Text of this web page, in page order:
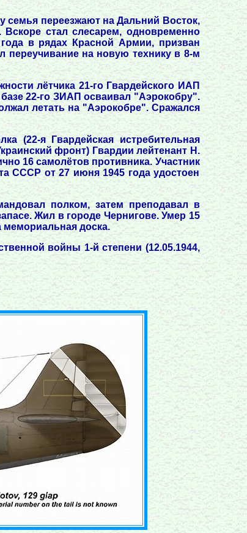
семья переезжают на Дальний Восток,
стал слесарем, одновременно
в рядах Красной Армии, призван
на новую технику в 8-м
лётчика 21-го Гвардейского ИАП
22-го ЗИАП осваивал "Аэрокобру".
летать на "Аэрокобре". Сражался
(22-я Гвардейская истребительная
фронт) Гвардии лейтенант Н.
16 самолётов противника. Участник
СССР от 27 июня 1945 года удостоен
полком, затем преподавал в
Жил в городе Чернигове. Умер 15
мемориальная доска.
войны 1-й степени (12.05.1944,